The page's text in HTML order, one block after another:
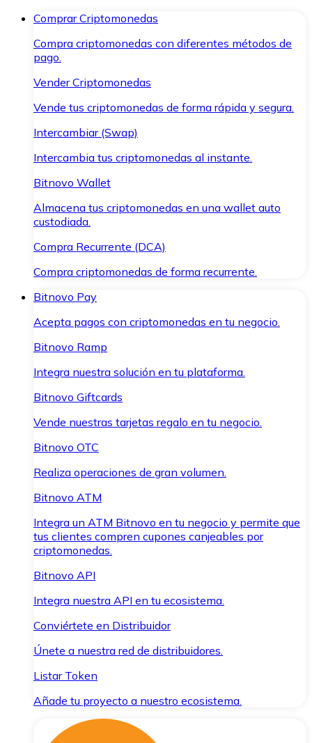
Comprar Criptomonedas
Compra criptomonedas con diferentes métodos de
pago.
Vender Criptomonedas
Vende tus criptomonedas de forma rápida y segura.
Intercambiar (Swap)
Intercambia tus criptomonedas al instante.
Bitnovo Wallet
Almacena tus criptomonedas en una wallet auto
custodiada.
Compra Recurrente (DCA)
Compra criptomonedas de forma recurrente.
Bitnovo Pay
Acepta pagos con criptomonedas en tu negocio.
Bitnovo Ramp
Integra nuestra solución en tu plataforma.
Bitnovo Giftcards
Vende nuestras tarjetas regalo en tu negocio.
Bitnovo OTC
Realiza operaciones de gran volumen.
Bitnovo ATM
Integra un ATM Bitnovo en tu negocio y permite que
tus clientes compren cupones canjeables por
criptomonedas.
Bitnovo API
Integra nuestra API en tu ecosistema.
Conviértete en Distribuidor
Únete a nuestra red de distribuidores.
Listar Token
Añade tu proyecto a nuestro ecosistema.